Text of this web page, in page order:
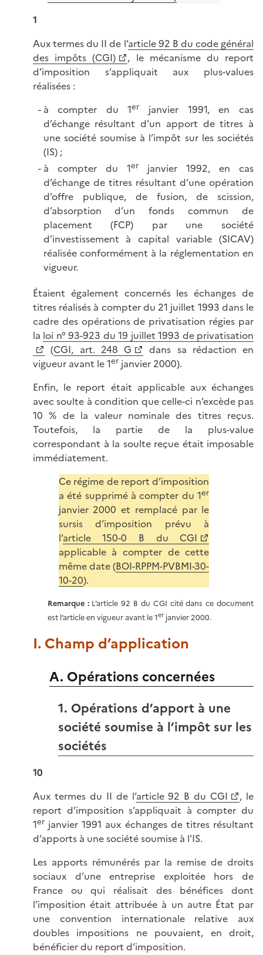
1
Aux termes du II de l’article 92 B du code général
des impôts (CGI)
, le mécanisme du report
d’imposition s’appliquait aux plus-values
réalisées :
à compter du 1er
janvier 1991, en cas
d’échange résultant d’un apport de titres à
une société soumise à l’impôt sur les sociétés
(IS) ;
à compter du 1erjanvier 1992, en cas
d’échange de titres résultant d’une opération
d’offre publique, de fusion, de scission,
d’absorption d’un fonds commun de
placement (FCP) par une société
d’investissement à capital variable (SICAV)
réalisée conformément à la réglementation en
vigueur.
Étaient également concernés les échanges de
titres réalisés à compter du 21 juillet 1993 dans le
cadre des opérations de privatisation régies par
la loi n° 93-923 du 19 juillet 1993 de privatisation
(CGI, art. 248 G
dans sa rédaction en
vigueur avant le 1er janvier 2000).
Enfin, le report était applicable aux échanges
avec soulte à condition que celle-ci n’excède pas
10 % de la valeur nominale des titres reçus.
Toutefois, la partie de la plus-value
correspondant à la soulte reçue était imposable
immédiatement.
Ce régime de report d’imposition
a été supprimé à compter du 1er
janvier 2000 et remplacé par le
sursis d’imposition prévu à
l’article 150-0 B du CGI
applicable à compter de cette
même date (BOI-RPPM-PVBMI-30-
10-20).
Remarque :L’article 92 B du CGI cité dans ce document
est l’article en vigueur avant le 1erjanvier 2000.
I. Champ d’application
A. Opérations concernées
1. Opérations d’apport à une
société soumise à l’impôt sur les
sociétés
10
Aux termes du II de l’article 92 B du CGI
, le
report d’imposition s’appliquait à compter du
1er janvier 1991 aux échanges de titres résultant
d’apports à une société soumise à l’IS.
Les apports rémunérés par la remise de droits
sociaux d’une entreprise exploitée hors de
France ou qui réalisait des bénéfices dont
l’imposition était attribuée à un autre État par
une convention internationale relative aux
doubles impositions ne pouvaient, en droit,
bénéficier du report d’imposition.